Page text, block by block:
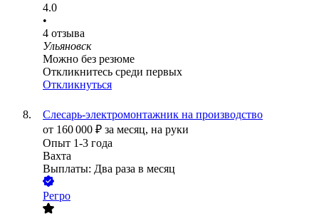
4.0
•
4 отзыва
Ульяновск
Можно без резюме
Откликнитесь среди первых
Откликнуться
Слесарь-электромонтажник на производство
от 160 000 ₽ за месяц, на руки
Опыт 1-3 года
Вахта
Выплаты: Два раза в месяц
Регро